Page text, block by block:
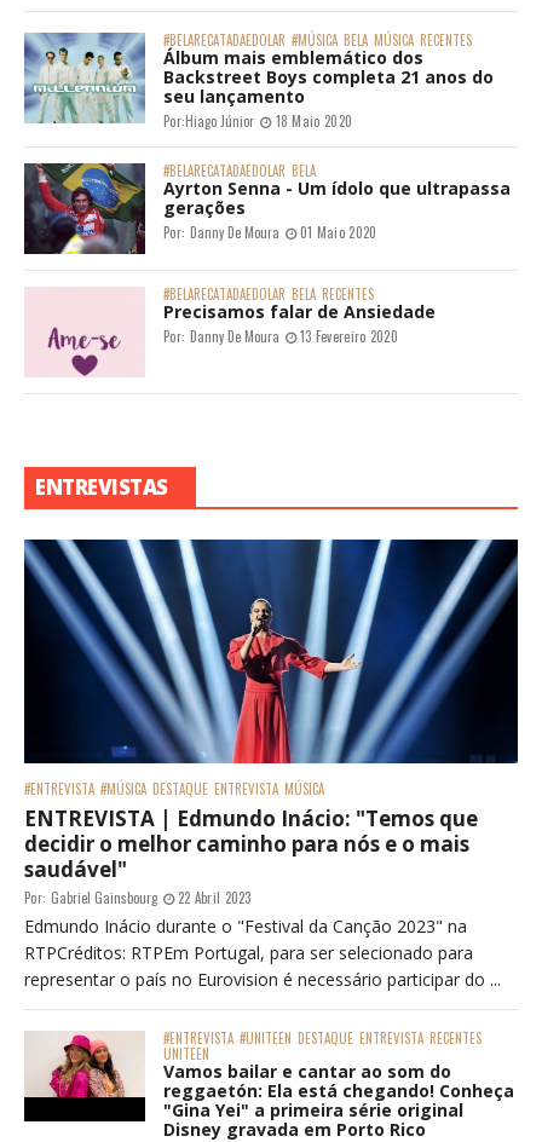
#BELARECATADAEDOLAR #MÚSICA BELA MÚSICA RECENTES
Álbum mais emblemático dos
Backstreet Boys completa 21 anos do
seu lançamento
Por:Hiago Júnior 18 Maio 2020
#BELARECATADAEDOLAR BELA
Ayrton Senna - Um ídolo que ultrapassa
gerações
Por: Danny De Moura 01 Maio 2020
#BELARECATADAEDOLAR BELA RECENTES
Precisamos falar de Ansiedade
Por: Danny De Moura 13 Fevereiro 2020
ENTREVISTAS
#ENTREVISTA #MÚSICA DESTAQUE ENTREVISTA MÚSICA
ENTREVISTA | Edmundo Inácio: "Temos que
decidir o melhor caminho para nós e o mais
saudável"
Por: Gabriel Gainsbourg 22 Abril 2023
Edmundo Inácio durante o "Festival da Canção 2023" na
RTPCréditos: RTPEm Portugal, para ser selecionado para
representar o país no Eurovision é necessário participar do ...
#ENTREVISTA #UNITEEN DESTAQUE ENTREVISTA RECENTES
UNITEEN
Vamos bailar e cantar ao som do
reggaetón: Ela está chegando! Conheça
"Gina Yei" a primeira série original
Disney gravada em Porto Rico